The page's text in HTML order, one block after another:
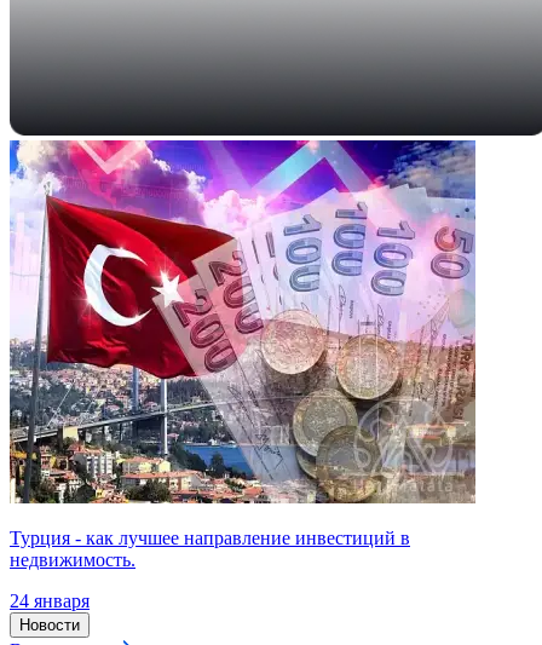
Турция - как лучшее направление инвестиций в
недвижимость.
24 января
Новости